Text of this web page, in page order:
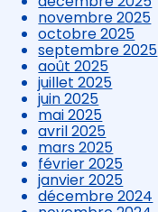
novembre 2025
octobre 2025
septembre 2025
août 2025
juillet 2025
juin 2025
mai 2025
avril 2025
mars 2025
février 2025
janvier 2025
décembre 2024